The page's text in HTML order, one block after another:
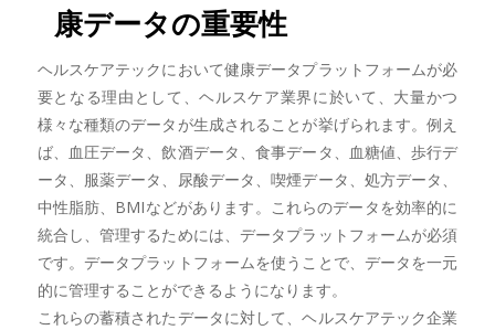
康データの重要性
ヘルスケアテックにおいて健康データプラットフォームが必
要となる理由として、ヘルスケア業界に於いて、大量かつ
様々な種類のデータが生成されることが挙げられます。例え
ば、血圧データ、飲酒データ、食事データ、血糖値、歩行デ
ータ、服薬データ、尿酸データ、喫煙データ、処方データ、
中性脂肪、BMIなどがあります。これらのデータを効率的に
統合し、管理するためには、データプラットフォームが必須
です。データプラットフォームを使うことで、データを一元
的に管理することができるようになります。
これらの蓄積されたデータに対して、ヘルスケアテック企業